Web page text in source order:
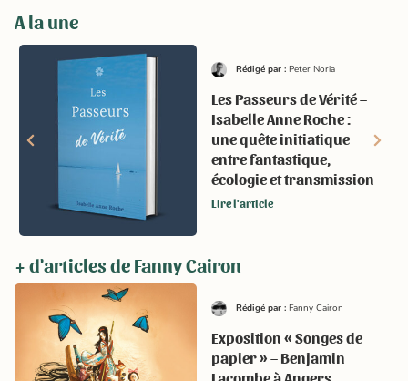
A la une
Rédigé par : Peter Noria
Les Passeurs de Vérité –
Isabelle Anne Roche :
une quête initiatique
entre fantastique,
écologie et transmission
Lire l'article
+ d'articles de Fanny Cairon
Rédigé par : Fanny Cairon
Exposition « Songes de
papier » – Benjamin